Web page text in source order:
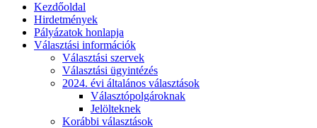
Kezdőoldal
Hirdetmények
Pályázatok honlapja
Választási információk
Választási szervek
Választási ügyintézés
2024. évi általános választások
Választópolgároknak
Jelölteknek
Korábbi választások